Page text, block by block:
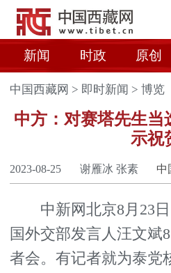
新闻 时政 原创
中国西藏网 > 即时新闻 >博览
中方：对赛塔先生当
示祝
2023-08-25 谢雁冰 张素 中
中新网北京8月23日
国外交部发言人汪文斌
者会。有记者就为泰党